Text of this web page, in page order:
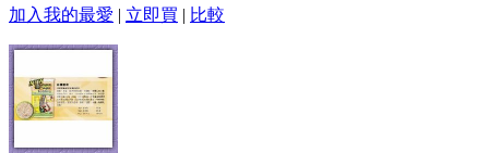
加入我的最愛 | 立即買 | 比較